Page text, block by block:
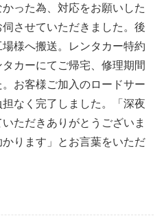
った為、対応をお願いした
させていただきました。後
様へ搬送。レンタカー特約
カーにてご帰宅、修理期間
お客様ご加入のロードサー
なく完了しました。「深夜
ただきありがとうございま
ります」とお言葉をいただ